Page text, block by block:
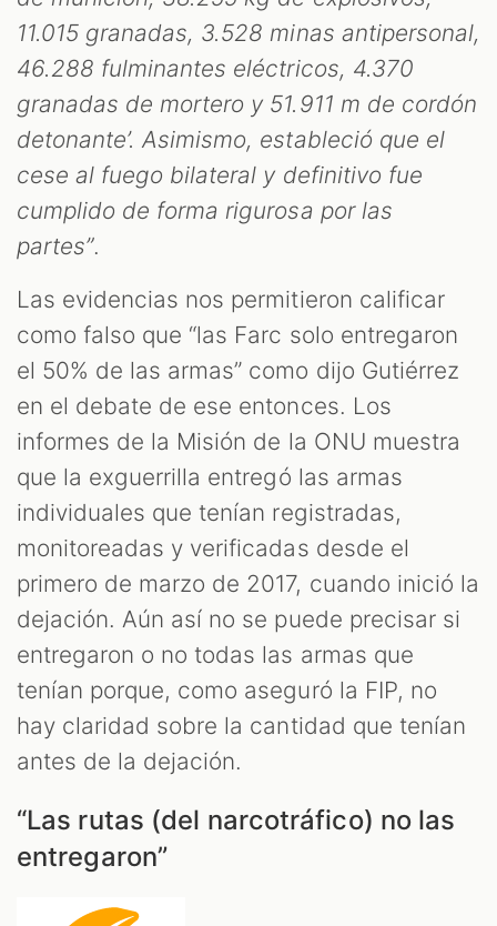
11.015 granadas, 3.528 minas antipersonal,
46.288 fulminantes eléctricos, 4.370
granadas de mortero y 51.911 m de cordón
detonante’. Asimismo, estableció que el
cese al fuego bilateral y definitivo fue
cumplido de forma rigurosa por las
partes”.
Las evidencias nos permitieron calificar
como falso que “las Farc solo entregaron
el 50% de las armas” como dijo Gutiérrez
en el debate de ese entonces. Los
informes de la Misión de la ONU muestra
que la exguerrilla entregó las armas
individuales que tenían registradas,
monitoreadas y verificadas desde el
primero de marzo de 2017, cuando inició la
dejación. Aún así no se puede precisar si
entregaron o no todas las armas que
tenían porque, como aseguró la FIP, no
hay claridad sobre la cantidad que tenían
antes de la dejación.
“Las rutas (del narcotráfico) no las
entregaron”